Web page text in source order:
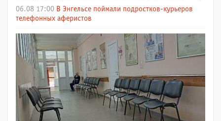
06.08 17:00 В Энгельсе поймали подростков-курьеров
телефонных аферистов